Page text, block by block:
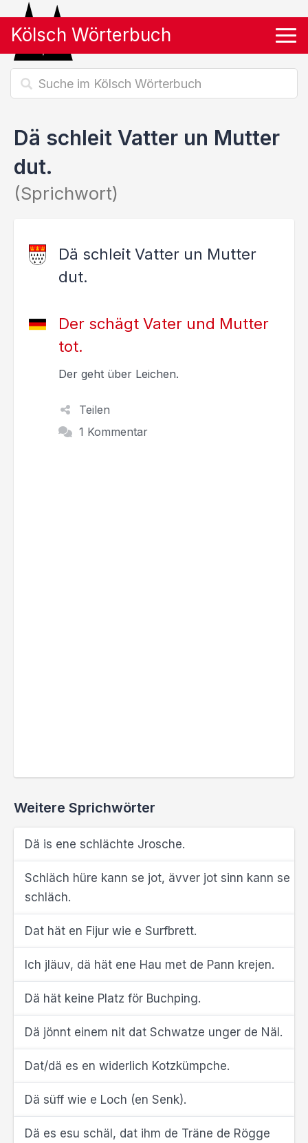
Kölsch Wörterbuch
Dä schleit Vatter un Mutter
dut.
(Sprichwort)
Dä schleit Vatter un Mutter
dut.
Der schägt Vater und Mutter
tot.
Der geht über Leichen.
Teilen
1 Kommentar
Weitere Sprichwörter
Dä is ene schlächte Jrosche.
Schläch hüre kann se jot, ävver jot sinn kann se
schläch.
Dat hät en Fijur wie e Surfbrett.
Ich jläuv, dä hät ene Hau met de Pann krejen.
Dä hät keine Platz för Buchping.
Dä jönnt einem nit dat Schwatze unger de Näl.
Dat/dä es en widerlich Kotzkümpche.
Dä süff wie e Loch (en Senk).
Dä es esu schäl, dat ihm de Träne de Rögge